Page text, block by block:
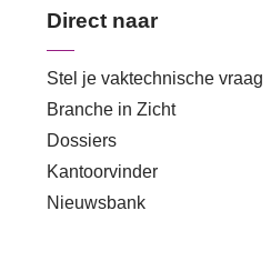
Direct naar
Stel je vaktechnische vraag
Branche in Zicht
Dossiers
Kantoorvinder
Nieuwsbank